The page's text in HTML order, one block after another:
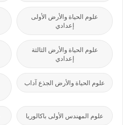
علوم الحياة والأرض الأولى
إعدادي
علوم الحياة والأرض الثالثة
إعدادي
علوم الحياة والأرض الجذع آداب
علوم المهندس الأولى باكالوريا